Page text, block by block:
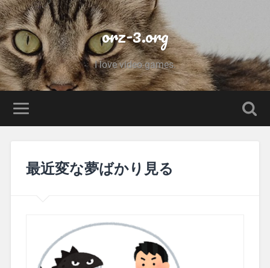
orz-3.org
I love video games.
最近変な夢ばかり見る